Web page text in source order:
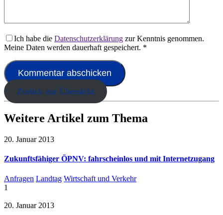
Ich habe die Datenschutzerklärung zur Kenntnis genommen.
Meine Daten werden dauerhaft gespeichert. *
Zurück zur Übersicht
Weitere Artikel zum Thema
20. Januar 2013
Zukunftsfähiger ÖPNV: fahrscheinlos und mit Internetzugang
Anfragen Landtag Wirtschaft und Verkehr
1
20. Januar 2013